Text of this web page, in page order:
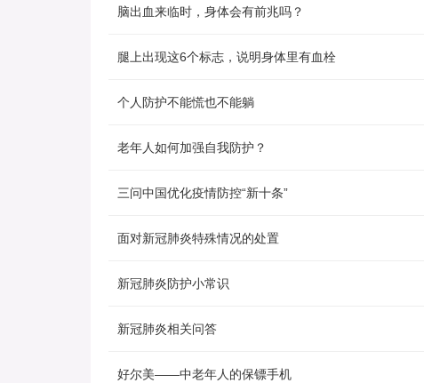
脑出血来临时，身体会有前兆吗？
腿上出现这6个标志，说明身体里有血栓
个人防护不能慌也不能躺
老年人如何加强自我防护？
三问中国优化疫情防控“新十条”
面对新冠肺炎特殊情况的处置
新冠肺炎防护小常识
新冠肺炎相关问答
好尔美——中老年人的保镖手机